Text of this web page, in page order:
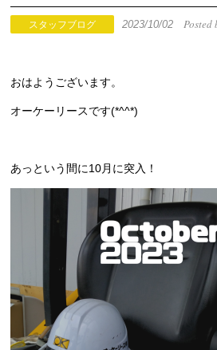
スタッフブログ 2023/10/02Posted
おはようございます。
オーケーリースです(*^^*)
あっという間に10月に突入！